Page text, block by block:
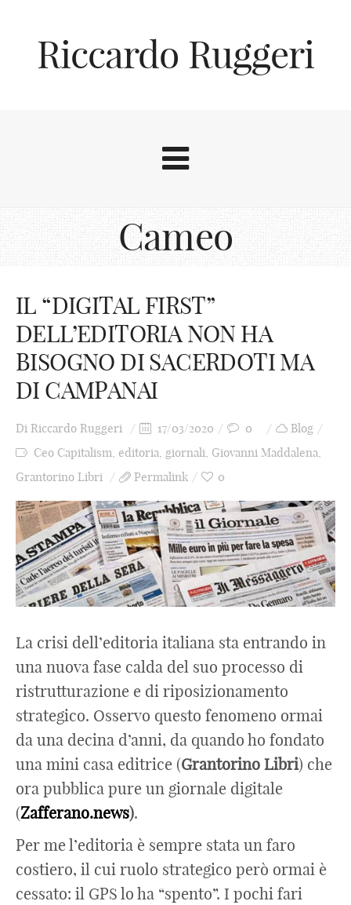
Riccardo Ruggeri
Cameo
IL “DIGITAL FIRST”
DELL’EDITORIA NON HA
BISOGNO DI SACERDOTI MA
DI CAMPANAI
Di Riccardo Ruggeri 17/03/2020 0
Blog
Ceo Capitalism, editoria, giornali, Giovanni Maddalena,
Grantorino Libri
Permalink 0
La crisi dell’editoria italiana sta entrando in
una nuova fase calda del suo processo di
ristrutturazione e di riposizionamento
strategico. Osservo questo fenomeno ormai
da una decina d’anni, da quando ho fondato
una mini casa editrice (Grantorino Libri) che
ora pubblica pure un giornale digitale
(Zafferano.news).
Per me l’editoria è sempre stata un faro
costiero, il cui ruolo strategico però ormai è
cessato: il GPS lo ha “spento”. I pochi fari